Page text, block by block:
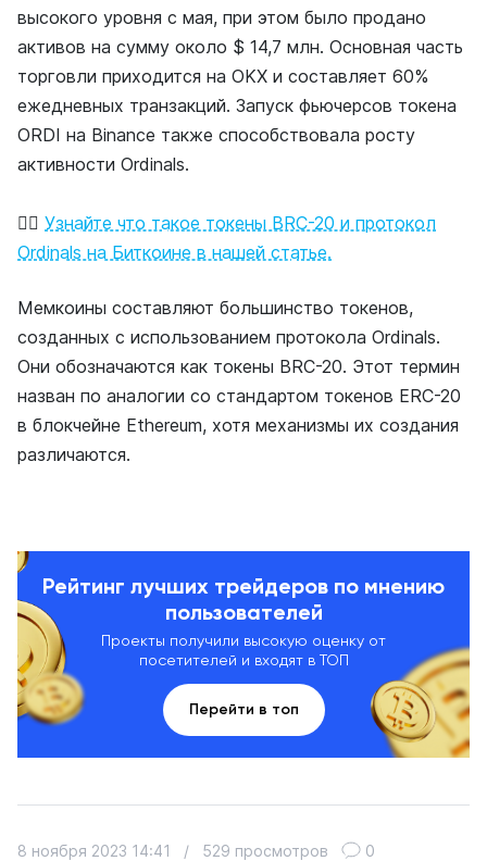
высокого уровня с мая, при этом было продано
активов на сумму около $ 14,7 млн. Основная часть
торговли приходится на OKX и составляет 60%
ежедневных транзакций. Запуск фьючерсов токена
ORDI на Binance также способствовала росту
активности Ordinals.
👉🏻 Узнайте что такое токены BRC-20 и протокол
Ordinals на Биткоине в нашей статье.
Мемкоины составляют большинство токенов,
созданных с использованием протокола Ordinals.
Они обозначаются как токены BRC-20. Этот термин
назван по аналогии со стандартом токенов ERC-20
в блокчейне Ethereum, хотя механизмы их создания
различаются.
Рейтинг лучших трейдеров по мнению
пользователей
Проекты получили высокую оценку от
посетителей и входят в ТОП
Перейти в топ
8 ноября 2023 14:41 / 529 просмотров 0